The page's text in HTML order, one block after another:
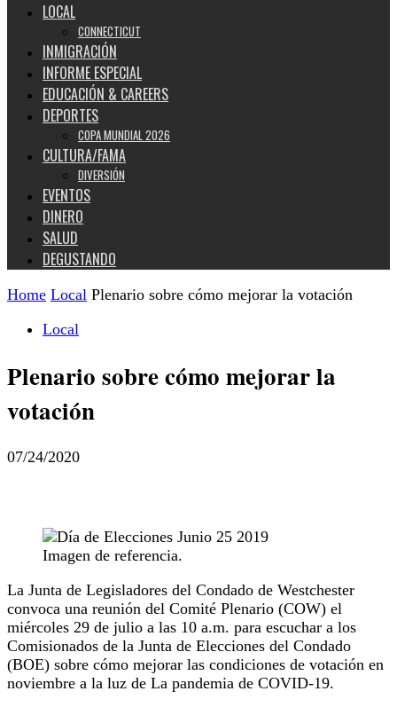
LOCAL
CONNECTICUT
INMIGRACIÓN
INFORME ESPECIAL
EDUCACIÓN & CAREERS
DEPORTES
COPA MUNDIAL 2026
CULTURA/FAMA
DIVERSIÓN
EVENTOS
DINERO
SALUD
DEGUSTANDO
Home Local Plenario sobre cómo mejorar la votación
Local
Plenario sobre cómo mejorar la
votación
07/24/2020
Imagen de referencia.
La Junta de Legisladores del Condado de Westchester
convoca una reunión del Comité Plenario (COW) el
miércoles 29 de julio a las 10 a.m. para escuchar a los
Comisionados de la Junta de Elecciones del Condado
(BOE) sobre cómo mejorar las condiciones de votación en
noviembre a la luz de La pandemia de COVID-19.